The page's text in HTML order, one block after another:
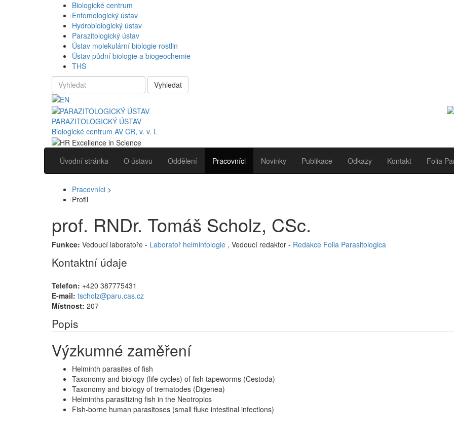
Biologické centrum
Entomologický ústav
Hydrobiologický ústav
Parazitologický ústav
Ústav molekulární biologie rostlin
Ústav půdní biologie a biogeochemie
THS
Vyhledat
PARAZITOLOGICKÝ ÚSTAV
Biologické centrum AV ČR, v. v. i.
Úvodní stránka O ústavu Oddělení Pracovníci Novinky Publikace Odkazy Kontakt Folia
Pracovníci >
Profil
prof. RNDr. Tomáš Scholz, CSc.
Funkce: Vedoucí laboratoře - Laboratoř helmintologie , Vedoucí redaktor - Redakce Folia Parasitologica
Kontaktní údaje
Telefon: +420 387775431
E-mail: tscholz@paru.cas.cz
Místnost: 207
Popis
Výzkumné zaměření
Helminth parasites of fish
Taxonomy and biology (life cycles) of fish tapeworms (Cestoda)
Taxonomy and biology of trematodes (Digenea)
Helminths parasitizing fish in the Neotropics
Fish-borne human parasitoses (small fluke intestinal infections)